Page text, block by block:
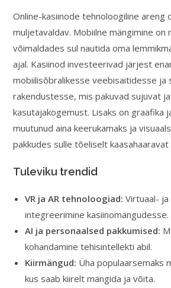
Online-kasiinode tehnoloogiline areng
muljetavaldav. Mobiilne mängimine on
võimaldades sul nautida oma
ajal. Kasiinod investeerivad järjest
mobiilisõbralikesse veebisaitidesse ja
rakendustesse, mis pakuvad sujuvat
kasutajakogemust. Lisaks on graafika
muutunud aina keerukamaks ja
pakkudes sulle tõeliselt
Tuleviku trendid
VR ja AR tehnoloogiad: Virtuaal-
integreerimine kasiinomängudesse.
AI ja personaalsed pakkumised:
kohandamine tehisintellekti abil.
Kiirmängud: Üha populaarsemaks
kus saab kiirelt mängida ja võita.